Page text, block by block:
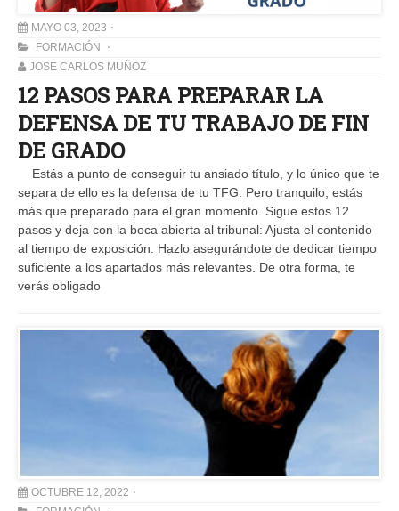
MAYO 03, 2023
FORMACIÓN
JOSE CARLOS MUÑOZ
12 PASOS PARA PREPARAR LA
DEFENSA DE TU TRABAJO DE FIN
DE GRADO
Estás a punto de conseguir tu ansiado título, y lo único que te
separa de ello es la defensa de tu TFG. Pero tranquilo, estás
más que preparado para el gran momento. Sigue estos 12
pasos y deja con la boca abierta al tribunal: Ajusta el contenido
al tiempo de exposición. Hazlo asegurándote de dedicar tiempo
suficiente a los apartados más relevantes. De otra forma, te
verás obligado
OCTUBRE 12, 2022